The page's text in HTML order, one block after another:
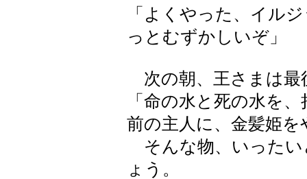
「よくやった、イル
っとむずかしいぞ」
次の朝、王さまは最
「命の水と死の水を
前の主人に、金髪姫を
そんな物、いったい
ょう。